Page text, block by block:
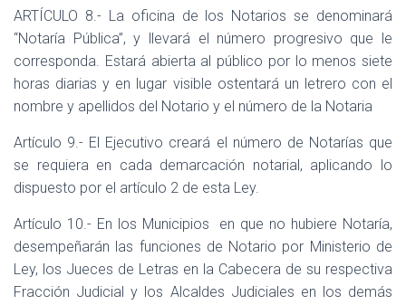
ARTÍCULO 8.- La oficina de los Notarios se denominará
“Notaría Pública”, y llevará el número progresivo que le
corresponda. Estará abierta al público por lo menos siete
horas diarias y en lugar visible ostentará un letrero con el
nombre y apellidos del Notario y el número de la Notaria
Artículo 9.- El Ejecutivo creará el número de Notarías que
se requiera en cada demarcación notarial, aplicando lo
dispuesto por el artículo 2 de esta Ley.
Artículo 10.- En los Municipios
en que no hubiere Notaría,
desempeñarán las funciones de Notario por Ministerio de
Ley, los Jueces de Letras en la Cabecera de su respectiva
Fracción Judicial y los Alcaldes Judiciales en los demás